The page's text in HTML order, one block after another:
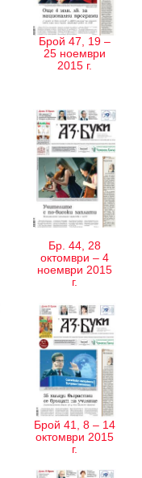
Брой 47, 19 –
25 ноември
2015 г.
Бр. 44, 28
октомври – 4
ноември 2015
г.
Брой 41, 8 – 14
октомври 2015
г.